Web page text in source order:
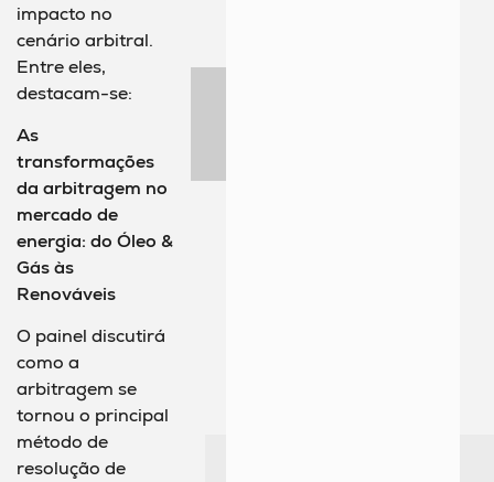
impacto no
cenário arbitral.
Entre eles,
destacam-se:
As
transformações
da arbitragem no
mercado de
energia: do Óleo &
Gás às
Renováveis
O painel discutirá
como a
arbitragem se
tornou o principal
método de
resolução de